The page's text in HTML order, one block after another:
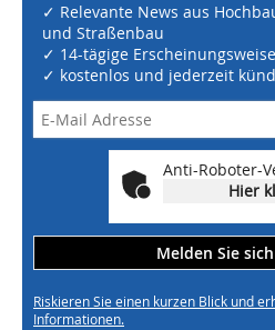
✓ Relevante News aus
und Straßenbau
✓ 14-tägige Erscheinungsweise
✓ kostenlos und jederzeit
Anti-Roboter-
Hier
Melden Sie
Riskieren Sie einen kurzen Blick und
Informationen.